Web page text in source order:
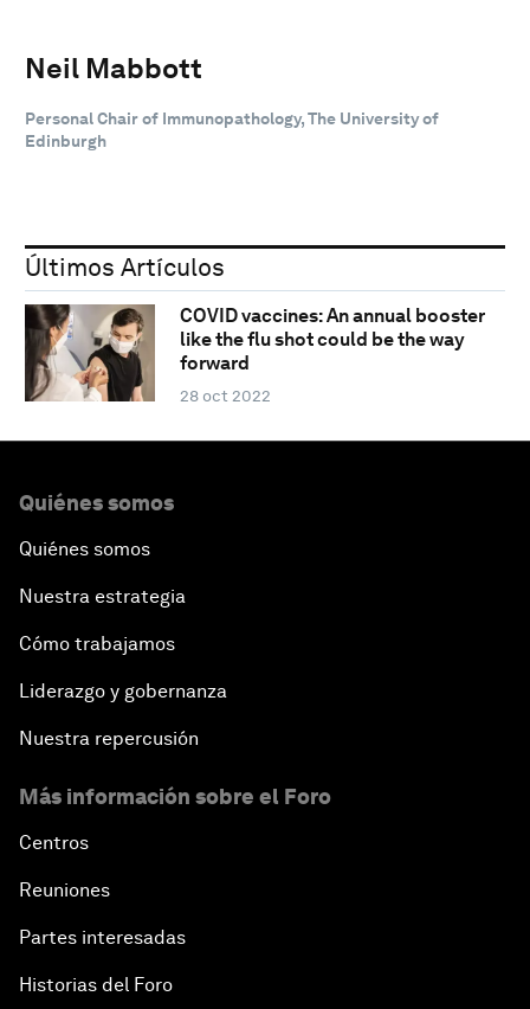
Neil Mabbott
Personal Chair of Immunopathology, The University of
Edinburgh
Últimos Artículos
COVID vaccines: An annual booster
like the flu shot could be the way
forward
28 oct 2022
Quiénes somos
Quiénes somos
Nuestra estrategia
Cómo trabajamos
Liderazgo y gobernanza
Nuestra repercusión
Más información sobre el Foro
Centros
Reuniones
Partes interesadas
Historias del Foro